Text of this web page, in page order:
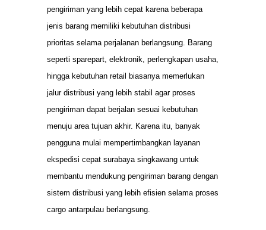
pengiriman yang lebih cepat karena beberapa
jenis barang memiliki kebutuhan distribusi
prioritas selama perjalanan berlangsung. Barang
seperti sparepart, elektronik, perlengkapan usaha,
hingga kebutuhan retail biasanya memerlukan
jalur distribusi yang lebih stabil agar proses
pengiriman dapat berjalan sesuai kebutuhan
menuju area tujuan akhir. Karena itu, banyak
pengguna mulai mempertimbangkan layanan
ekspedisi cepat surabaya singkawang untuk
membantu mendukung pengiriman barang dengan
sistem distribusi yang lebih efisien selama proses
cargo antarpulau berlangsung.